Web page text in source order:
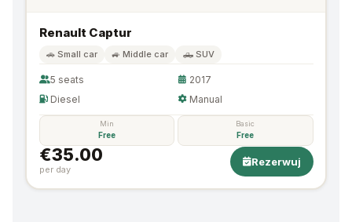
Renault Captur
🚗 Small car 🚙 Middle car 🛻 SUV
5 seats
2017
Diesel
Manual
Min
Free
Basic
Free
€35.00
per day
Rezerwuj